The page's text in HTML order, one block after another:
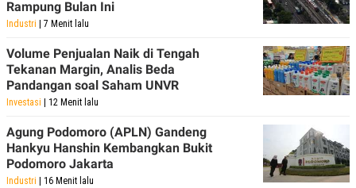
Rampung Bulan Ini
Industri | 7 Menit lalu
Volume Penjualan Naik di Tengah
Tekanan Margin, Analis Beda
Pandangan soal Saham UNVR
Investasi | 12 Menit lalu
Agung Podomoro (APLN) Gandeng
Hankyu Hanshin Kembangkan Bukit
Podomoro Jakarta
Industri | 16 Menit lalu